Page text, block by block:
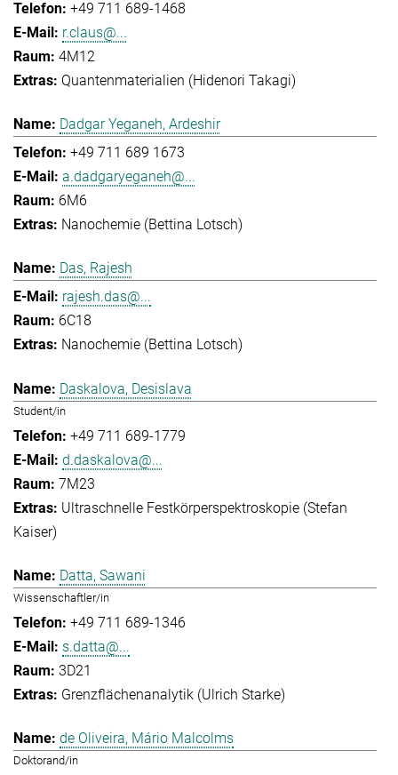
+49 711 689-1468
r.claus@...
4M12
Quantenmaterialien (Hidenori Takagi)
Dadgar Yeganeh, Ardeshir
+49 711 689 1673
a.dadgaryeganeh@...
6M6
Nanochemie (Bettina Lotsch)
Das, Rajesh
rajesh.das@...
6C18
Nanochemie (Bettina Lotsch)
Daskalova, Desislava
Student/in
+49 711 689-1779
d.daskalova@...
7M23
Ultraschnelle Festkörperspektroskopie (Stefan
Kaiser)
Datta, Sawani
Wissenschaftler/in
+49 711 689-1346
s.datta@...
3D21
Grenzflächenanalytik (Ulrich Starke)
de Oliveira, Mário Malcolms
Doktorand/in